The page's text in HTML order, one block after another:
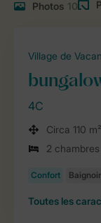
Photos 10
Village de
4C
Circa 110 m²
2
Toutes les